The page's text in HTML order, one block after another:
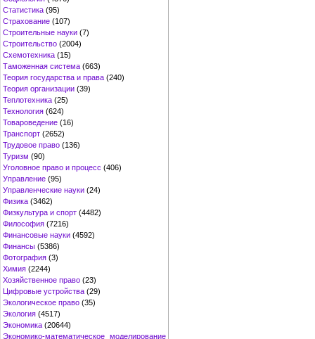
Статистика (95)
Страхование (107)
Строительные науки (7)
Строительство (2004)
Схемотехника (15)
Таможенная система (663)
Теория государства и права (240)
Теория организации (39)
Теплотехника (25)
Технология (624)
Товароведение (16)
Транспорт (2652)
Трудовое право (136)
Туризм (90)
Уголовное право и процесс (406)
Управление (95)
Управленческие науки (24)
Физика (3462)
Физкультура и спорт (4482)
Философия (7216)
Финансовые науки (4592)
Финансы (5386)
Фотография (3)
Химия (2244)
Хозяйственное право (23)
Цифровые устройства (29)
Экологическое право (35)
Экология (4517)
Экономика (20644)
Экономико-математическое моделирование